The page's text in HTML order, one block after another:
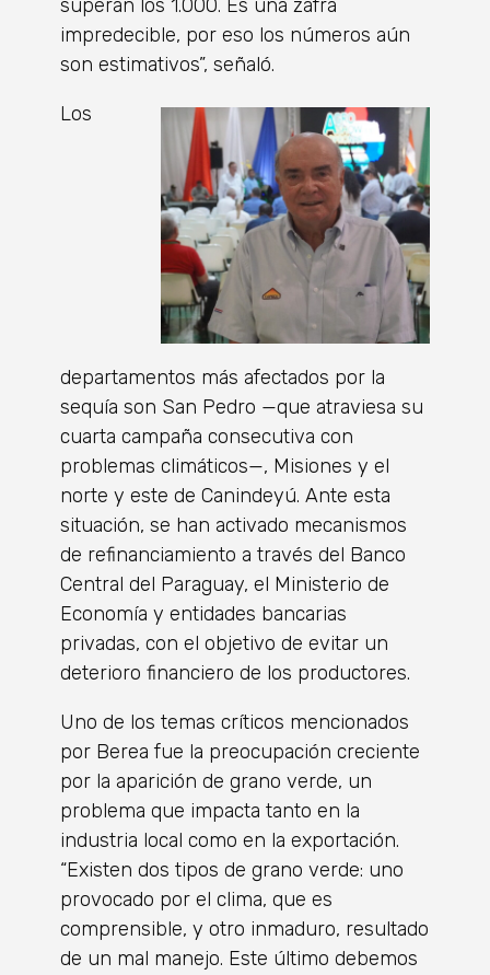
superan los 1.000. Es una zafra
impredecible, por eso los números aún
son estimativos”, señaló.
Los
departamentos más afectados por la
sequía son San Pedro —que atraviesa su
cuarta campaña consecutiva con
problemas climáticos—, Misiones y el
norte y este de Canindeyú. Ante esta
situación, se han activado mecanismos
de refinanciamiento a través del Banco
Central del Paraguay, el Ministerio de
Economía y entidades bancarias
privadas, con el objetivo de evitar un
deterioro financiero de los productores.
Uno de los temas críticos mencionados
por Berea fue la preocupación creciente
por la aparición de grano verde, un
problema que impacta tanto en la
industria local como en la exportación.
“Existen dos tipos de grano verde: uno
provocado por el clima, que es
comprensible, y otro inmaduro, resultado
de un mal manejo. Este último debemos